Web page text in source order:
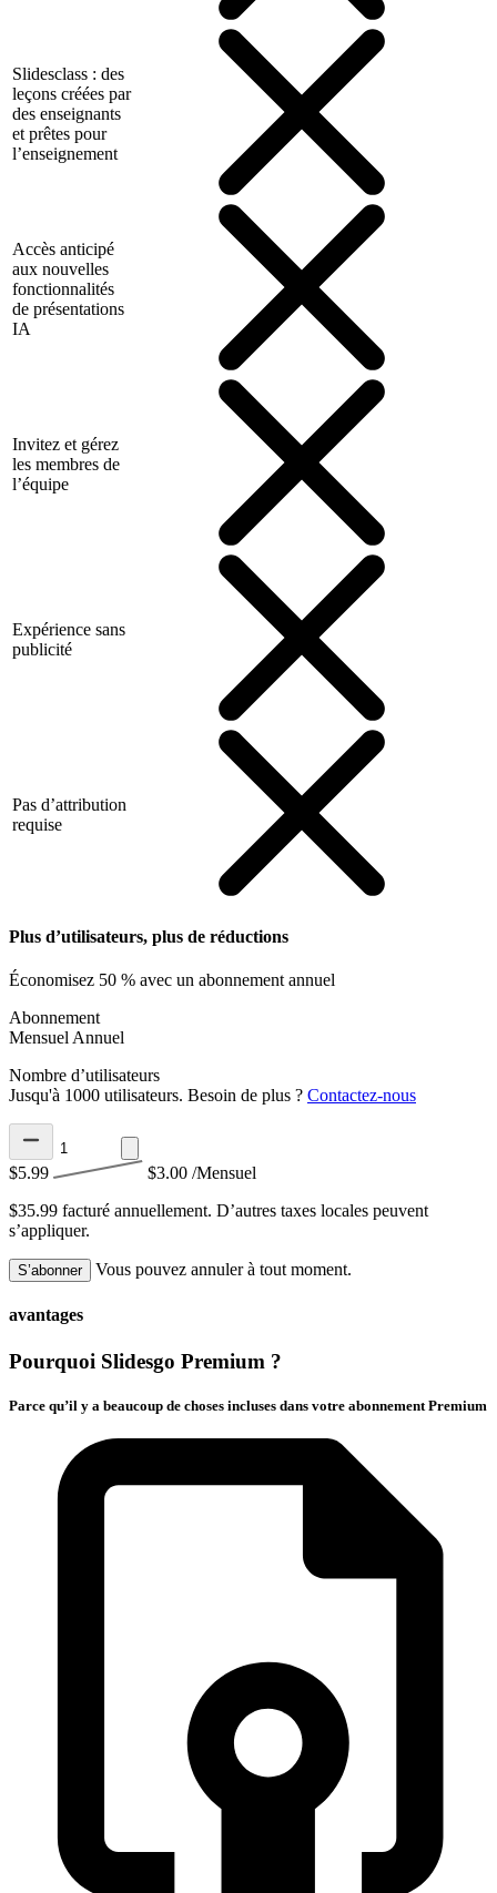
Slidesclass : des
leçons créées par
des enseignants
et prêtes pour
l’enseignement
Accès anticipé
aux nouvelles
fonctionnalités
de présentations
IA
Invitez et gérez
les membres de
l’équipe
Expérience sans
publicité
Pas d’attribution
requise
Plus d’utilisateurs, plus de réductions
Économisez 50 % avec un abonnement annuel
Abonnement
Mensuel Annuel
Nombre d’utilisateurs
Jusqu'à 1000 utilisateurs. Besoin de plus ? Contactez-nous
$5.99 $3.00 /Mensuel
$35.99 facturé annuellement. D’autres taxes locales peuvent
s’appliquer.
S’abonner Vous pouvez annuler à tout moment.
avantages
Pourquoi Slidesgo Premium ?
Parce qu’il y a beaucoup de choses incluses dans votre abonnement Premium